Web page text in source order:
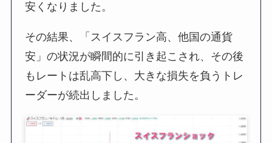
安くなりました。
その結果、「スイスフラン高、他国の通貨
安」の状況が瞬間的に引き起こされ、その後
もレートは乱高下し、大きな損失を負うトレ
ーダーが続出しました。